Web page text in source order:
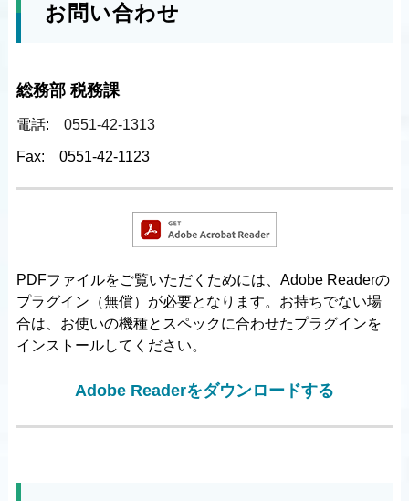
お問い合わせ
総務部 税務課
電話: 0551-42-1313
Fax: 0551-42-1123
PDFファイルをご覧いただくためには、Adobe Readerの
プラグイン（無償）が必要となります。お持ちでない場
合は、お使いの機種とスペックに合わせたプラグインを
インストールしてください。
Adobe Readerをダウンロードする